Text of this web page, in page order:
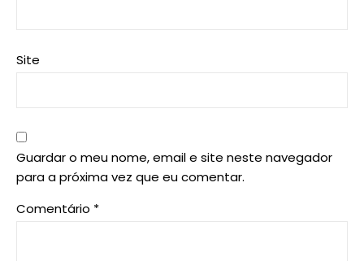
Site
Guardar o meu nome, email e site neste navegador
para a próxima vez que eu comentar.
Comentário *